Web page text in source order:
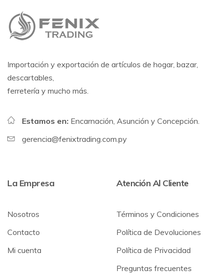
Importación y exportación de artículos de hogar, bazar,
descartables,
ferretería y mucho más.
Estamos en: Encarnación, Asunción y Concepción.
gerencia@fenixtrading.com.py
La Empresa
Nosotros
Contacto
Mi cuenta
Atención Al Cliente
Términos y Condiciones
Política de Devoluciones
Política de Privacidad
Preguntas frecuentes